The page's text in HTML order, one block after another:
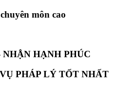
môn cao
HẠNH PHÚC
PHÁP LÝ TỐT NHẤT